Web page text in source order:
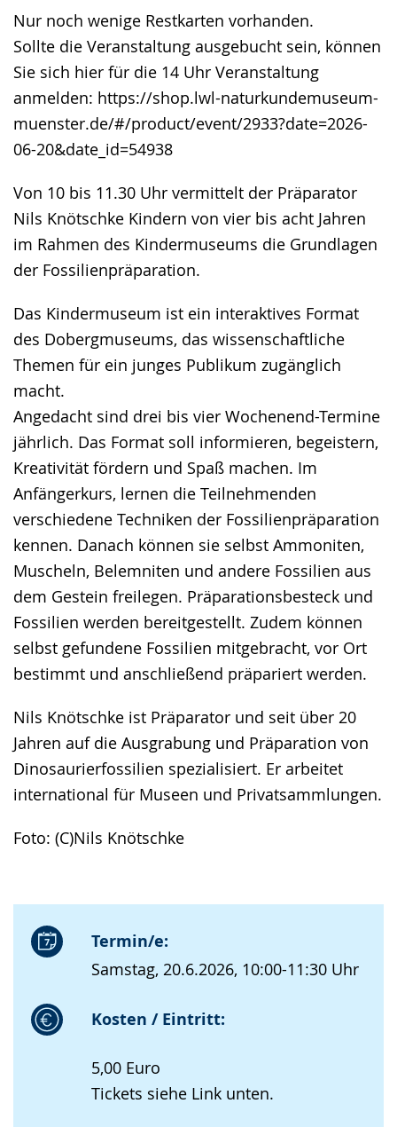
Nur noch wenige Restkarten vorhanden.
Sollte die Veranstaltung ausgebucht sein, können
Sie sich hier für die 14 Uhr Veranstaltung
anmelden: https://shop.lwl-naturkundemuseum-
muenster.de/#/product/event/2933?date=2026-
06-20&date_id=54938
Von 10 bis 11.30 Uhr vermittelt der Präparator
Nils Knötschke Kindern von vier bis acht Jahren
im Rahmen des Kindermuseums die Grundlagen
der Fossilienpräparation.
Das Kindermuseum ist ein interaktives Format
des Dobergmuseums, das wissenschaftliche
Themen für ein junges Publikum zugänglich
macht.
Angedacht sind drei bis vier Wochenend-Termine
jährlich. Das Format soll informieren, begeistern,
Kreativität fördern und Spaß machen. Im
Anfängerkurs, lernen die Teilnehmenden
verschiedene Techniken der Fossilienpräparation
kennen. Danach können sie selbst Ammoniten,
Muscheln, Belemniten und andere Fossilien aus
dem Gestein freilegen. Präparationsbesteck und
Fossilien werden bereitgestellt. Zudem können
selbst gefundene Fossilien mitgebracht, vor Ort
bestimmt und anschließend präpariert werden.
Nils Knötschke ist Präparator und seit über 20
Jahren auf die Ausgrabung und Präparation von
Dinosaurierfossilien spezialisiert. Er arbeitet
international für Museen und Privatsammlungen.
Foto: (C)Nils Knötschke
Termin/e:
Samstag, 20.6.2026, 10:00-11:30 Uhr
Kosten / Eintritt:
5,00 Euro
Tickets siehe Link unten.